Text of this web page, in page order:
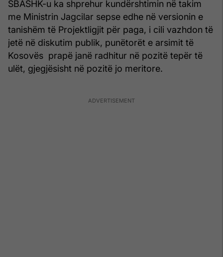
SBASHK-u ka shprehur kundërshtimin në takim
me Ministrin Jagcilar sepse edhe në versionin e
tanishëm të Projektligjit për paga, i cili vazhdon të
jetë në diskutim publik, punëtorët e arsimit të
Kosovës prapë janë radhitur në pozitë tepër të
ulët, gjegjësisht në pozitë jo meritore.